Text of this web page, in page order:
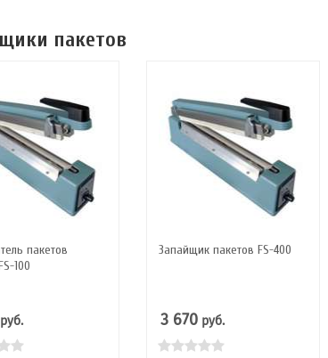
пакетов
пакетов
100
Запайщик пакетов FS-400
3 670 руб.